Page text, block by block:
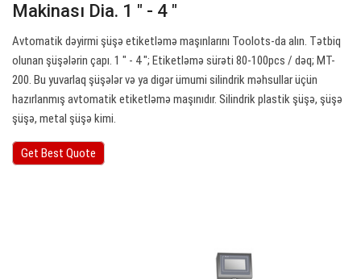
Makinası Dia. 1 ″ - 4 ″
Avtomatik dəyirmi şüşə etiketləmə maşınlarını Toolots-da alın. Tətbiq
olunan şüşələrin çapı. 1 ″ - 4 ″; Etiketləmə sürəti 80-100pcs / dəq; MT-
200. Bu yuvarlaq şüşələr və ya digər ümumi silindrik məhsullar üçün
hazırlanmış avtomatik etiketləmə maşınıdır. Silindrik plastik şüşə, şüşə
şüşə, metal şüşə kimi.
Get Best Quote